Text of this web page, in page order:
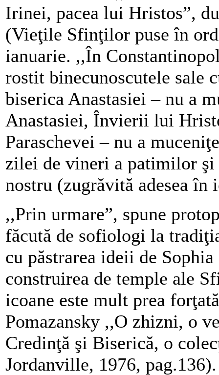
Irinei, pacea lui Hristos”,
(Vieţile Sfinţilor puse în
ianuarie. ,,În
rostit binecunoscutele sale
biserica Anastasiei – nu a
Anastasiei, Învierii lui
Paraschevei – nu a
zilei de vineri a patimilor
nostru (zugrăvită adesea în
,,Prin urmare”, spune
făcută de sofiologi la
cu păstrarea ideii de
construirea de temple ale
icoane este mult prea
Pomazansky ,,O zhizni, o
Credinţă şi Biserică, o
Jordanville, 1976, pag.136).